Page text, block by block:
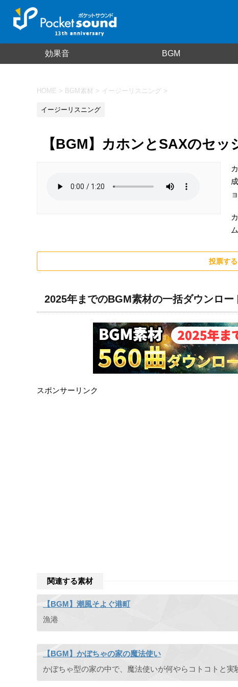
効果音 BGM
HOME > BGM素材 > イージーリスニング >
イージーリスニング
【BGM】カホンとSAXのセッ
投票する
2025年までのBGM素材の一括ダウンロー
スポンサーリンク
関連する素材
【BGM】潮風そよぐ港町
漁港
【BGM】かぼちゃの家の魔法使い